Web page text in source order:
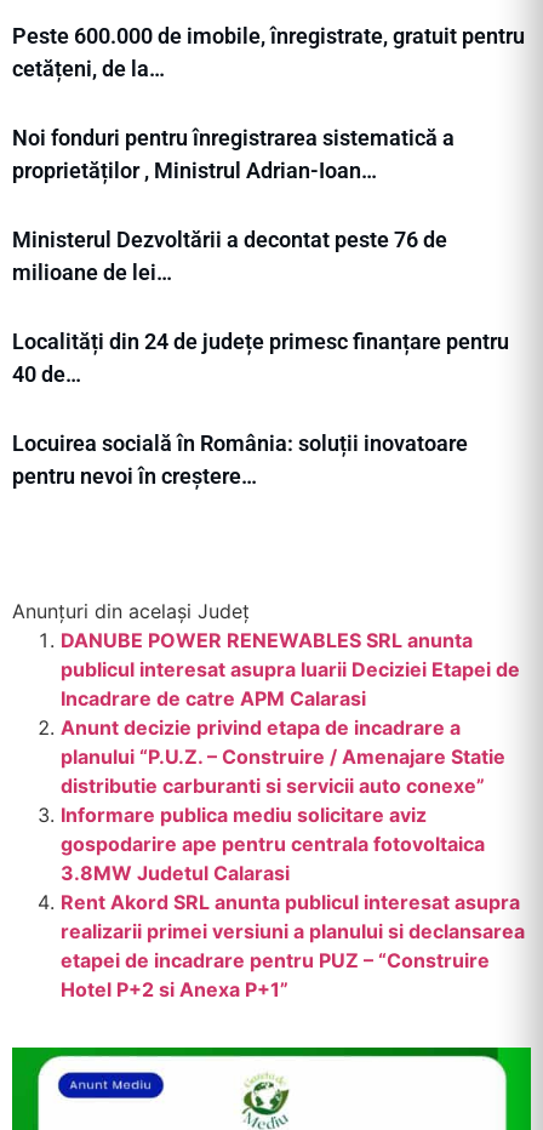
Peste 600.000 de imobile, înregistrate, gratuit pentru
cetățeni, de la…
Noi fonduri pentru înregistrarea sistematică a
proprietăților , Ministrul Adrian-Ioan…
Ministerul Dezvoltării a decontat peste 76 de
milioane de lei…
Localități din 24 de județe primesc finanțare pentru
40 de…
Locuirea socială în România: soluții inovatoare
pentru nevoi în creștere…
Anunțuri din același Județ
DANUBE POWER RENEWABLES SRL anunta
publicul interesat asupra luarii Deciziei Etapei de
Incadrare de catre APM Calarasi
Anunt decizie privind etapa de incadrare a
planului “P.U.Z. – Construire / Amenajare Statie
distributie carburanti si servicii auto conexe”
Informare publica mediu solicitare aviz
gospodarire ape pentru centrala fotovoltaica
3.8MW Judetul Calarasi
Rent Akord SRL anunta publicul interesat asupra
realizarii primei versiuni a planului si declansarea
etapei de incadrare pentru PUZ – “Construire
Hotel P+2 si Anexa P+1”